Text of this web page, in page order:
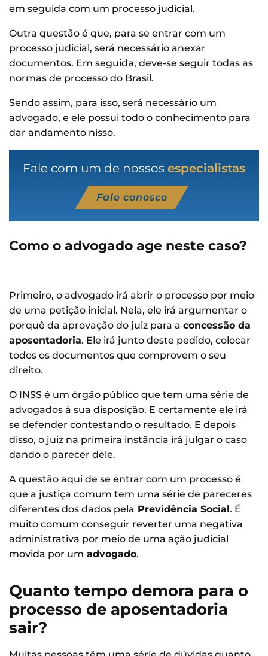
em seguida com um processo judicial.
Outra questão é que, para se entrar com um
processo judicial, será necessário anexar
documentos. Em seguida, deve-se seguir todas as
normas de processo do Brasil.
Sendo assim, para isso, será necessário um
advogado, e ele possui todo o conhecimento para
dar andamento nisso.
Fale com um de nossos especialistas
Fale conosco
Como o advogado age neste caso?
Primeiro, o advogado irá abrir o processo por meio
de uma petição inicial. Nela, ele irá argumentar o
porquê da aprovação do juiz para a concessão da
aposentadoria. Ele irá junto deste pedido, colocar
todos os documentos que comprovem o seu
direito.
O INSS é um órgão público que tem uma série de
advogados à sua disposição. E certamente ele irá
se defender contestando o resultado. E depois
disso, o juiz na primeira instância irá julgar o caso
dando o parecer dele.
A questão aqui de se entrar com um processo é
que a justiça comum tem uma série de pareceres
diferentes dos dados pela Previdência Social. É
muito comum conseguir reverter uma negativa
administrativa por meio de uma ação judicial
movida por um advogado.
Quanto tempo demora para o
processo de aposentadoria
sair?